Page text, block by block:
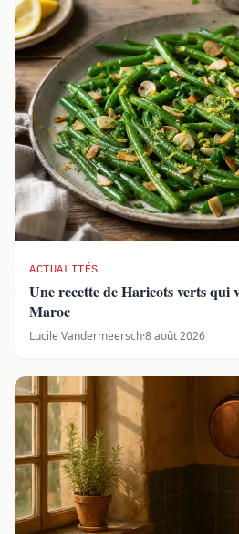
ACTUALITÉS
Une recette de Haricots verts qui
Maroc
Lucile Vandermeersch·8 août 2026